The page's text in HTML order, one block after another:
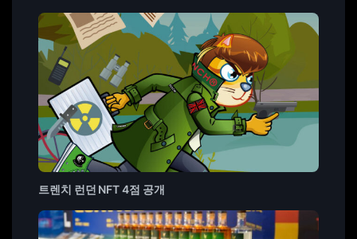
트렌치 런던 NFT 4점 공개